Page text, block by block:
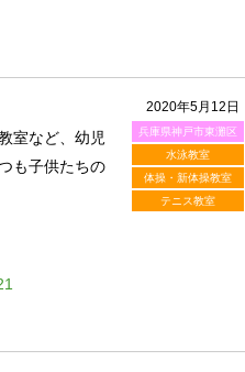
2020年5月12日
兵庫県神戸市東灘区
水泳教室
体操・新体操教室
テニス教室
室など、幼児
も子供たちの